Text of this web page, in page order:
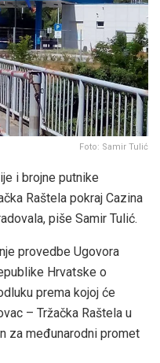
Foto: Samir Tulić
i brojne putnike
Raštela pokraj Cazina
piše Samir Tulić.
provedbe Ugovora
Hrvatske o
prema kojoj će
– Tržačka Raštela u
za međunarodni promet